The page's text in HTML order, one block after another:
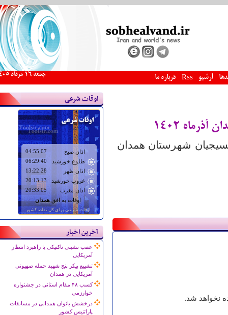
آرشیو Rss درباره ما جمعه 16 مرداد 1405
اوقات شرعی
آخرین اخبار
عقب نشینی تاکتیکی یا راهبرد انتظار
آمریکایی
تشییع پیکر پنج شهید حمله صهیونی
آمریکایی در همدان
کسب ۴۸ مقام استانی در جشنواره
خوارزمی
درخشش بانوان همدانی در مسابقات
پاراتنیس کشور
۱۴۰۲
شهرستان همدان
نخواهد شد.